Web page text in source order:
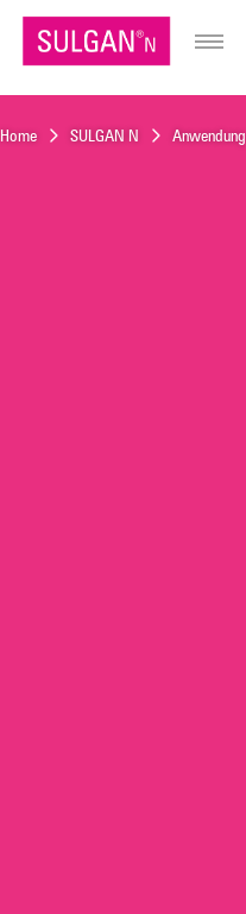
FR
IT
Home SULGAN N Anwendung